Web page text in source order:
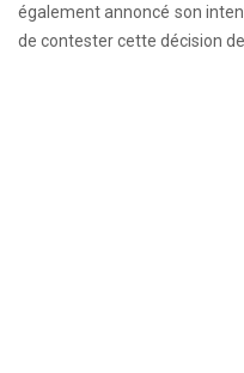
également annoncé son
de contester cette décision